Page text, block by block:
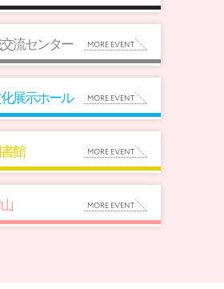
流センター
展示ホール
館